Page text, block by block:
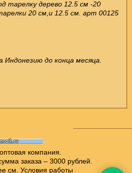
тарелку дерево 12.5 см -20
20 см,и 12.5 см. арт 00125
Индонезию до конца месяца.
компания.
заказа – 3000 рублей.
см. Условия работы